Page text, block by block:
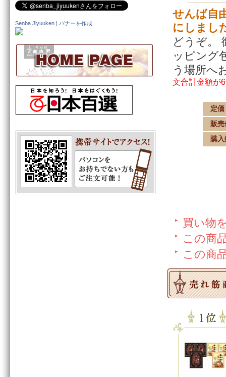
Senba Jiyuuken| バナーを作成
せんば自
にしまし
どうぞ。
ッピング
う場所へ
文合計金額が
定価
販
購入
買い物
この商
この商